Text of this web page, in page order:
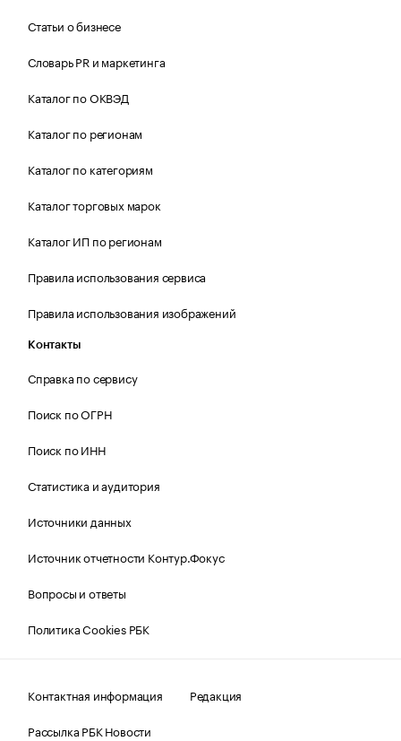
Статьи о бизнесе
Словарь PR и маркетинга
Каталог по ОКВЭД
Каталог по регионам
Каталог по категориям
Каталог торговых марок
Каталог ИП по регионам
Правила использования сервиса
Правила использования изображений
Контакты
Справка по сервису
Поиск по ОГРН
Поиск по ИНН
Статистика и аудитория
Источники данных
Источник отчетности Контур.Фокус
Вопросы и ответы
Политика Cookies РБК
Контактная информация
Редакция
Рассылка РБК Новости